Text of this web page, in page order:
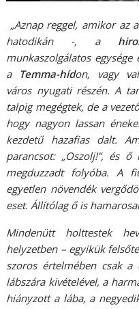
„Aznap reggel, amikor az
hatodikán -, a
munkaszolgálatos
a Temma-hídon, vagy
város nyugati részén. A
talpig megégtek, de a
hogy nagyon lassan
kezdetű hazafias dalt.
parancsot: „Oszolj!”, és
megduzzadt folyóba. A
egyetlen növendék
eset. Állítólag ő is
Mindenütt holttestek
helyzetben – egyikük
szoros értelmében csak a
lábszára kivételével, a
hiányzott a lába, a